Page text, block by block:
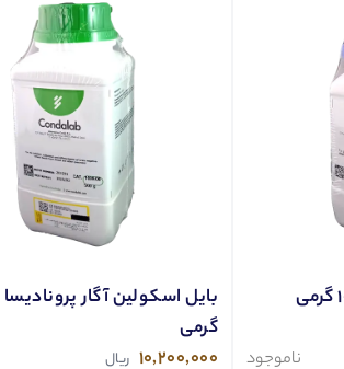
ناموجود
گرمی
10,200,000 ریال